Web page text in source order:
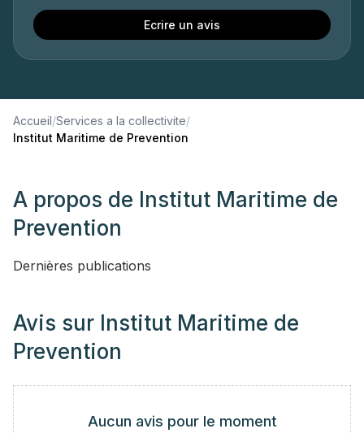
Ecrire un avis
Accueil/Services a la collectivite/
Institut Maritime de Prevention
A propos de Institut Maritime de
Prevention
Dernières publications
Avis sur Institut Maritime de
Prevention
Aucun avis pour le moment